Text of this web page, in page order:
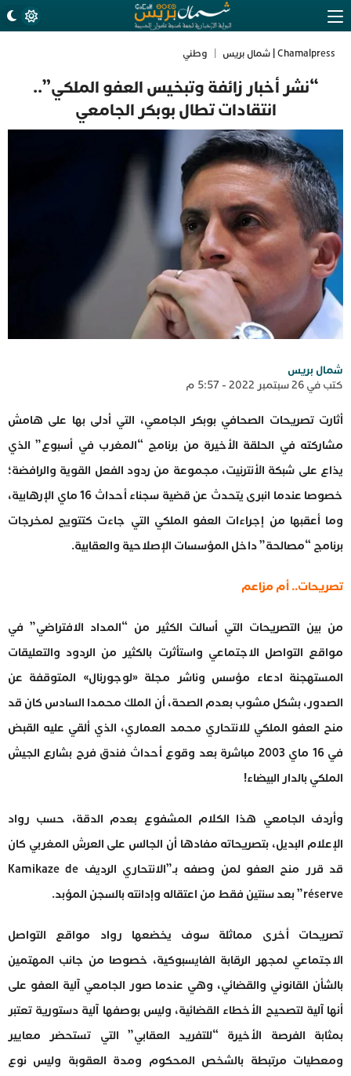
Chamalpress | شمال بريس وطني
“نشر أخبار زائفة وتبخيس العفو الملكي”..
انتقادات تطال بوبكر الجامعي
شمال بريس
كتب في 26 سبتمبر 2022 - 5:57 م
أثارت تصريحات الصحافي بوبكر الجامعي، التي أدلى بها على هامش
مشاركته في الحلقة الأخيرة من برنامج “المغرب في أسبوع” الذي
يذاع على شبكة الأنترنيت، مجموعة من ردود الفعل القوية والرافضة؛
خصوصا عندما انبرى يتحدث عن قضية سجناء أحداث 16 ماي الإرهابية،
وما أعقبها من إجراءات العفو الملكي التي جاءت كتتويج لمخرجات
برنامج “مصالحة” داخل المؤسسات الإصلاحية والعقابية.
تصريحات.. أم مزاعم
من بين التصريحات التي أسالت الكثير من “المداد الافتراضي” في
مواقع التواصل الاجتماعي واستأثرت بالكثير من الردود والتعليقات
المستهجنة ادعاء مؤسس وناشر مجلة «لوجورنال» المتوقفة عن
الصدور، بشكل مشوب بعدم الصحة، أن الملك محمدا السادس كان قد
منح العفو الملكي للانتحاري محمد العماري، الذي ألقي عليه القبض
في 16 ماي 2003 مباشرة بعد وقوع أحداث فندق فرح بشارع الجيش
الملكي بالدار البيضاء!
وأردف الجامعي هذا الكلام المشفوع بعدم الدقة، حسب رواد
الإعلام البديل، بتصريحاته مفادها أن الجالس على العرش المغربي كان
قد قرر منح العفو لمن وصفه بـ”الانتحاري الرديف Kamikaze de
réserve” بعد سنتين فقط من اعتقاله وإدانته بالسجن المؤبد.
تصريحات أخرى مماثلة سوف يخضعها رواد مواقع التواصل
الاجتماعي لمجهر الرقابة الفايسبوكية، خصوصا من جانب المهتمين
بالشأن القانوني والقضائي، وهي عندما صور الجامعي آلية العفو على
أنها آلية لتصحيح الأخطاء القضائية، وليس بوصفها آلية دستورية تعتبر
بمثابة الفرصة الأخيرة “للتفريد العقابي” التي تستحضر معايير
ومعطيات مرتبطة بالشخص المحكوم ومدة العقوبة وليس نوع